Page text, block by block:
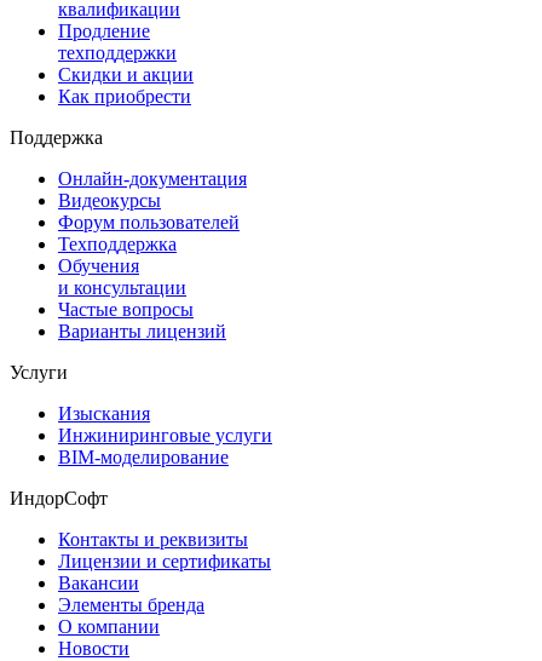
квалификации
Продление
техподдержки
Скидки и акции
Как приобрести
Поддержка
Онлайн-документация
Видеокурсы
Форум пользователей
Техподдержка
Обучения
и консультации
Частые вопросы
Варианты лицензий
Услуги
Изыскания
Инжиниринговые услуги
BIM-моделирование
ИндорСофт
Контакты и реквизиты
Лицензии и сертификаты
Вакансии
Элементы бренда
О компании
Новости